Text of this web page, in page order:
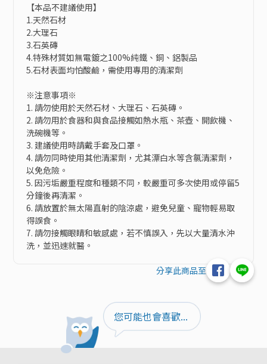
【本品不建議使用】
1.天然石材
2.大理石
3.石英磚
4.特殊材質如無電鍍之100%純鐵、銅、鋁製品
5.石材表面均怕酸鹼，需使用專用的清潔劑
※注意事項※
1. 請勿使用於天然石材、大理石、石英磚。
2. 請勿用於食器和與食品接觸如熱水瓶、茶壺、開飲機、
洗碗機等。
3. 建議使用時請戴手套及口罩。
4. 請勿同時使用其他清潔劑，尤其漂白水等含氯清潔劑，
以免危險。
5. 因污垢嚴重程度和種類不同，較嚴重可多次使用或停留5
分鐘後再清潔。
6. 請放置於無太陽直射的陰涼處，避免兒童、寵物輕易取
得誤食。
7. 請勿接觸眼睛和敏感處，若不慎誤入，先以大量清水沖
洗，並迅速就醫。
分享此商品至
您可能也會喜歡...